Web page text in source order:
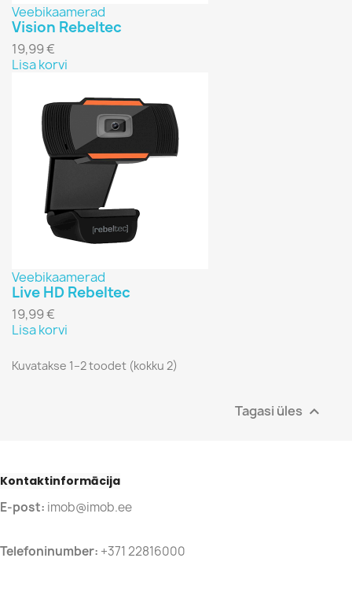
Veebikaamerad
Vision Rebeltec
19,99 €
Lisa korvi
Veebikaamerad
Live HD Rebeltec
19,99 €
Lisa korvi
Kuvatakse 1–2 toodet (kokku 2)
Tagasi üles 
Kontaktinformācija
E-post: imob@imob.ee
Telefoninumber: +371 22816000